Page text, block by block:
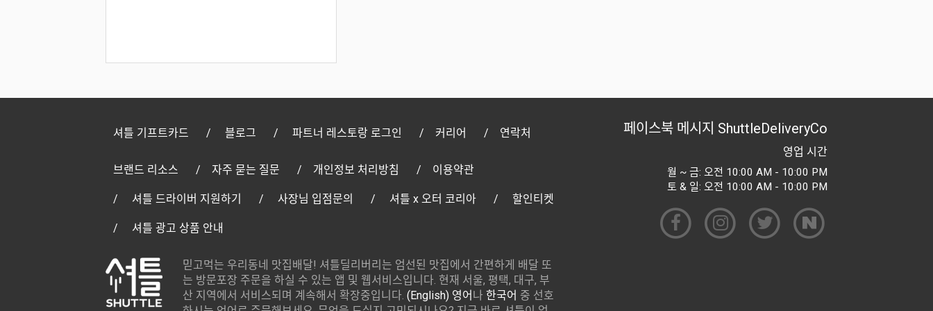
셔틀 기프트카드 블로그 파트너 레스토랑 로그인 커리어 연락처
브랜드 리소스 자주 묻는 질문 개인정보 처리방침 이용약관
셔틀 드라이버 지원하기 사장님 입점문의 셔틀 x 오터 코리아 할인티켓
셔틀 광고 상품 안내
믿고먹는 우리동네 맛집배달! 셔틀딜리버리는 엄선된 맛집에서 간편하게 배달 또
는 방문포장 주문을 하실 수 있는 앱 및 웹서비스입니다. 현재 서울, 평택, 대구, 부
산 지역에서 서비스되며 계속해서 확장중입니다.(English) 영어 나한국어 중 선호
페이스북 메시지 ShuttleDeliveryCo
영업 시간
월 ~ 금: 오전 10:00 AM - 10:00 PM
토 & 일: 오전 10:00 AM - 10:00 PM